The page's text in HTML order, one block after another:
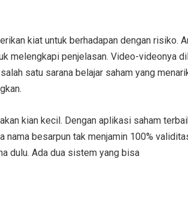
kiat untuk berhadapan dengan risiko.
melengkapi penjelasan. Video-videonya
satu sarana belajar saham yang
kian kecil. Dengan aplikasi saham
nama besarpun tak menjamin 100%
dulu. Ada dua sistem yang bisa